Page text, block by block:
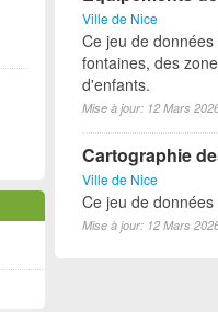
Ville de Nice
Ce jeu de
fontaines, des
d'enfants.
Mise à jour: 12 Mars
Cartographie
Ville de Nice
Ce jeu de
Mise à jour: 12 Mars